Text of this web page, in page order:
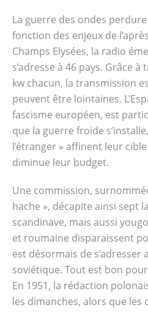
La guerre des ondes
fonction des enjeux de
Champs Elysées, la radio
s’adresse à 46 pays. Grâce
kw chacun, la transmission
peuvent être lointaines.
fascisme européen, est
que la guerre froide
l’étranger » affinent leur
diminue leur budget.
Une commission,
hache », décapite ainsi sept
scandinave, mais aussi
et roumaine disparaissent
est désormais de
soviétique. Tout est bon
En 1951, la rédaction
les dimanches, alors que les